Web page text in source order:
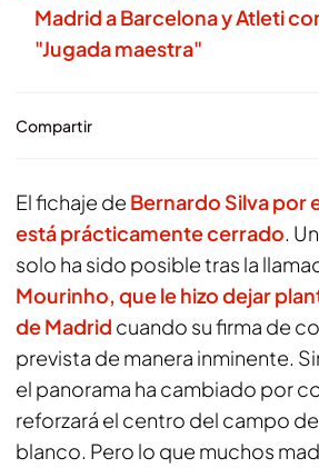
Madrid a Barcelona y Atleti
"Jugada maestra"
Compartir
El fichaje de Bernardo Silvapor
está prácticamente cerrado.
solo ha sido posible tras la
Mourinho, que le hizo dejar
de Madrid cuando su firma de
prevista de manera inminente.
el panorama ha cambiado por
reforzará el centro del campo
blanco. Pero lo que muchos